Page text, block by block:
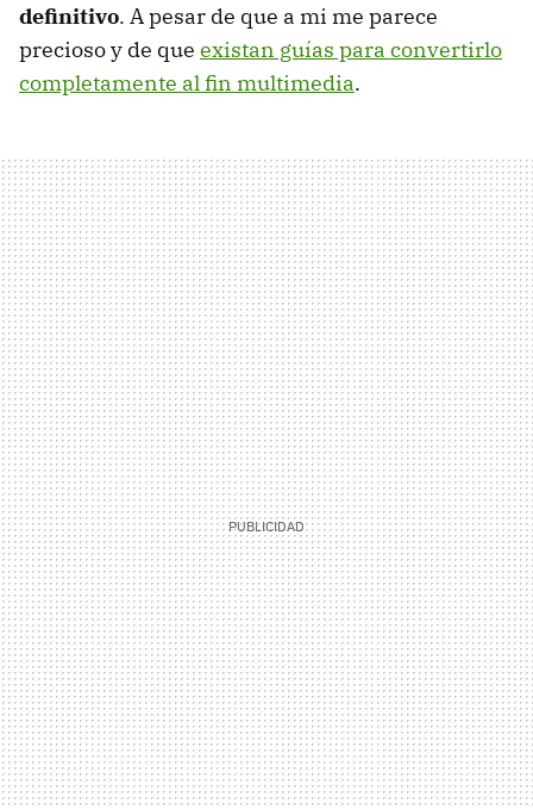
definitivo. A pesar de que a mi me parece
precioso y de que existan guías para convertirlo
completamente al fin multimedia.